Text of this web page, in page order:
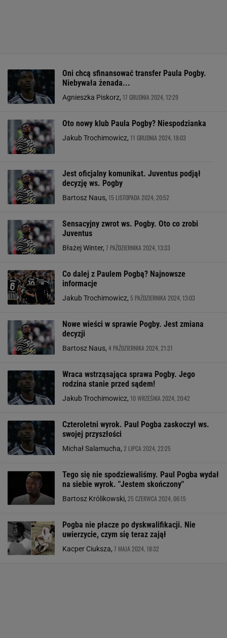
Oni chcą sfinansować transfer Paula Pogby.
Niebywała żenada...
Agnieszka Piskorz, 17 GRUDNIA 2024, 12:29
Oto nowy klub Paula Pogby? Niespodzianka
Jakub Trochimowicz, 11 GRUDNIA 2024, 18:03
Jest oficjalny komunikat. Juventus podjął
decyzję ws. Pogby
Bartosz Naus, 15 LISTOPADA 2024, 20:52
Sensacyjny zwrot ws. Pogby. Oto co zrobi
Juventus
Błażej Winter, 7 PAŹDZIERNIKA 2024, 13:33
Co dalej z Paulem Pogbą? Najnowsze
informacje
Jakub Trochimowicz, 5 PAŹDZIERNIKA 2024, 13:03
Nowe wieści w sprawie Pogby. Jest zmiana
decyzji
Bartosz Naus, 4 PAŹDZIERNIKA 2024, 21:31
Wraca wstrząsająca sprawa Pogby. Jego
rodzina stanie przed sądem!
Jakub Trochimowicz, 10 WRZEŚNIA 2024, 20:42
Czteroletni wyrok. Paul Pogba zaskoczył ws.
swojej przyszłości
Michał Salamucha, 2 LIPCA 2024, 22:25
Tego się nie spodziewaliśmy. Paul Pogba wydał
na siebie wyrok. "Jestem skończony"
Bartosz Królikowski, 25 CZERWCA 2024, 06:15
Pogba nie płacze po dyskwalifikacji. Nie
uwierzycie, czym się teraz zajął
Kacper Ciuksza, 7 MAJA 2024, 18:32